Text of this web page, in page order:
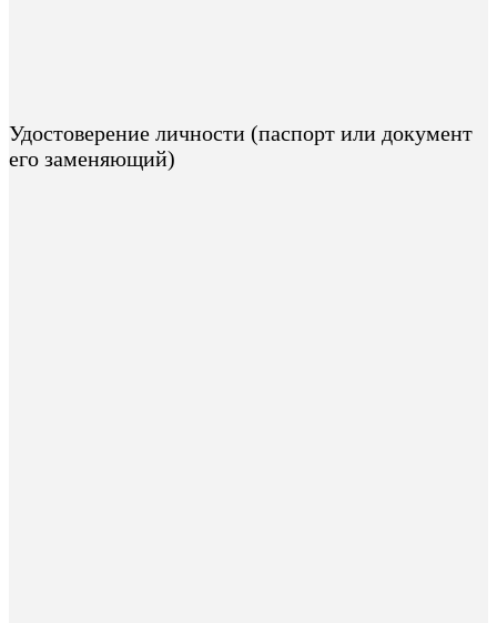
Удостоверение личности (паспорт или документ
его заменяющий)